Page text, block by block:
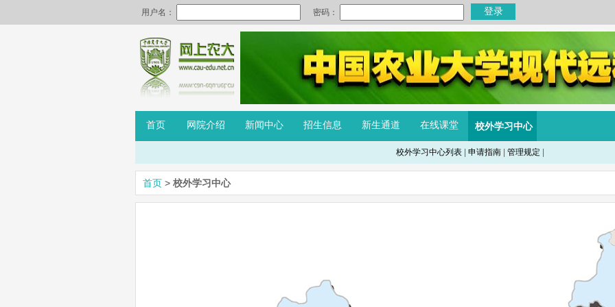
首页 网院介绍 新闻中心 招生信息 新生通道 在线课堂 校外学习中心
校外学习中心列表 申请指南 管理规定
首页 > 校外学习中心